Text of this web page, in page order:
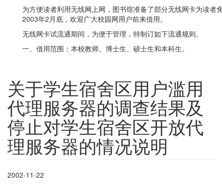
为方便读者利用无线网上网，图书馆准备了部分无线网卡为读
2003年2月底，欢迎广大校园网用户前来借用。
无线网卡试流通期间，为便于管理，特制订如下流通规则。
一、借用范围：本校教师、博士生、硕士生和本科生。
关于学生宿舍区用户滥用
代理服务器的调查结果及
停止对学生宿舍区开放代
理服务器的情况说明
2002-11-22